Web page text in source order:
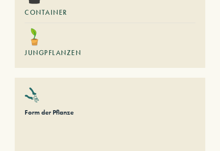
CONTAINER
JUNGPFLANZEN
Form der Pflanze